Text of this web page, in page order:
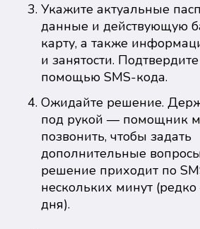
Укажите актуальные
данные и действующую
карту, а также
и занятости.
помощью SMS-кода.
Ожидайте решение.
под рукой — помощник
позвонить, чтобы задать
дополнительные
решение приходит по
нескольких минут
дня).